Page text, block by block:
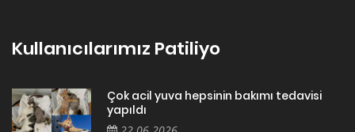
Kullanıcılarımız Patiliyo
Çok acil yuva hepsinin bakımı tedavisi
yapıldı